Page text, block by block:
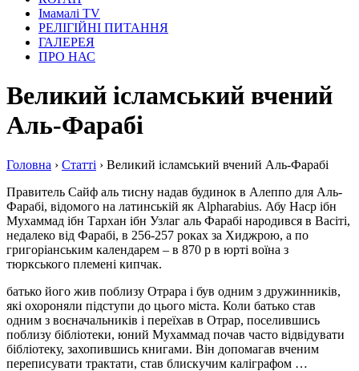
Iмамалi TV
РЕЛІГІЙНІ ПИТАННЯ
ГАЛЕРЕЯ
ПРО НАС
Великий ісламський вчений
Аль-Фарабі
Головна › Статті › Великий ісламський вчений Аль-Фарабі
Правитель Сайф аль тисну надав будинок в Алеппо для Аль-
Фарабі, відомого на латинській як Alpharabius. Абу Наср ібн
Мухаммад ібн Тархан ібн Узлаг аль Фарабі народився в Васіті,
недалеко від Фарабі, в 256-257 роках за Хиджрою, а по
григоріанським календарем – в 870 р в юрті воїна з
тюркського племені кипчак.
батько його жив поблизу Отрара і був одним з дружинників,
які охороняли підступи до цього міста. Коли батько став
одним з воєначальників і переїхав в Отрар, поселившись
поблизу бібліотеки, юний Мухаммад почав часто відвідувати
бібліотеку, захопившись книгами. Він допомагав вченим
переписувати трактати, став блискучим каліграфом …